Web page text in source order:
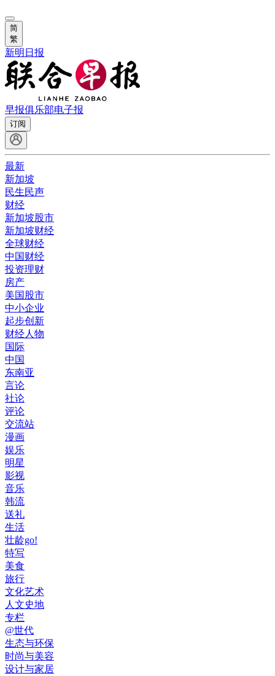
简
繁
新明日报
早报俱乐部电子报
订阅
最新
新加坡
民生民声
财经
新加坡股市
新加坡财经
全球财经
中国财经
投资理财
房产
美国股市
中小企业
起步创新
财经人物
国际
中国
东南亚
言论
社论
评论
交流站
漫画
娱乐
明星
影视
音乐
韩流
送礼
生活
壮龄go!
特写
美食
旅行
文化艺术
人文史地
专栏
@世代
生态与环保
时尚与美容
设计与家居